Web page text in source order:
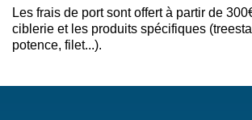
Les frais de port sont offert à partir de
ciblerie et les produits spécifiques
potence, filet...).